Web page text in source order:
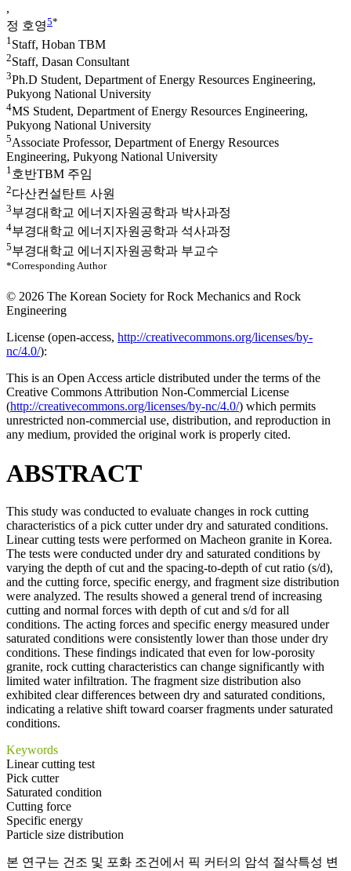
,
정 호영5*
1 Staff, Hoban TBM
2Staff, Dasan Consultant
3Ph.D Student, Department of Energy Resources Engineering,
Pukyong National University
4MS Student, Department of Energy Resources Engineering,
Pukyong National University
5Associate Professor, Department of Energy Resources
Engineering, Pukyong National University
1호반TBM 주임
2다산컨설탄트 사원
3부경대학교 에너지자원공학과 박사과정
4부경대학교 에너지자원공학과 석사과정
5부경대학교 에너지자원공학과 부교수
*Corresponding Author
© 2026 The Korean Society for Rock Mechanics and Rock
Engineering
License (open-access, http://creativecommons.org/licenses/by-
nc/4.0/):
This is an Open Access article distributed under the terms of the
Creative Commons Attribution Non-Commercial License
(http://creativecommons.org/licenses/by-nc/4.0/) which permits
unrestricted non-commercial use, distribution, and reproduction in
any medium, provided the original work is properly cited.
ABSTRACT
This study was conducted to evaluate changes in rock cutting
characteristics of a pick cutter under dry and saturated conditions.
Linear cutting tests were performed on Macheon granite in Korea.
The tests were conducted under dry and saturated conditions by
varying the depth of cut and the spacing-to-depth of cut ratio (s/d),
and the cutting force, specific energy, and fragment size distribution
were analyzed. The results showed a general trend of increasing
cutting and normal forces with depth of cut and s/d for all
conditions. The acting forces and specific energy measured under
saturated conditions were consistently lower than those under dry
conditions. These findings indicated that even for low-porosity
granite, rock cutting characteristics can change significantly with
limited water infiltration. The fragment size distribution also
exhibited clear differences between dry and saturated conditions,
indicating a relative shift toward coarser fragments under saturated
conditions.
Keywords
Linear cutting test
Pick cutter
Saturated condition
Cutting force
Specific energy
Particle size distribution
본 연구는 건조 및 포화 조건에서 픽 커터의 암석 절삭특성 변